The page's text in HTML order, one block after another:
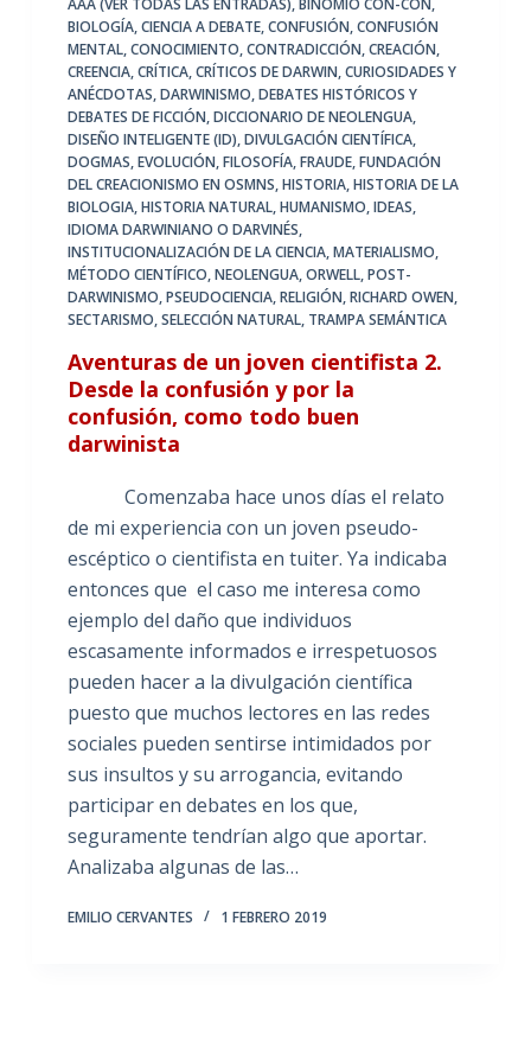
BIOLOGÍA,CIENCIA A DEBATE,CONFUSIÓN,CONFUSIÓN
MENTAL,CONOCIMIENTO,CONTRADICCIÓN,CREACIÓN,
CREENCIA,CRÍTICA,CRÍTICOS DE DARWIN,CURIOSIDADES Y
ANÉCDOTAS,DARWINISMO,DEBATES HISTÓRICOS Y
DEBATES DE FICCIÓN,DICCIONARIO DE NEOLENGUA,
DISEÑO INTELIGENTE (ID),DIVULGACIÓN CIENTÍFICA,
DOGMAS,EVOLUCIÓN,FILOSOFÍA,FRAUDE,FUNDACIÓN
DEL CREACIONISMO EN OSMNS,HISTORIA,HISTORIA DE LA
BIOLOGIA,HISTORIA NATURAL,HUMANISMO,IDEAS,
IDIOMA DARWINIANO O DARVINÉS,
INSTITUCIONALIZACIÓN DE LA CIENCIA,MATERIALISMO,
MÉTODO CIENTÍFICO,NEOLENGUA,ORWELL,POST-
DARWINISMO,PSEUDOCIENCIA,RELIGIÓN,RICHARD OWEN,
SECTARISMO,SELECCIÓN NATURAL, TRAMPA SEMÁNTICA
Aventuras de un joven cientifista 2.
Desde la confusión y por la
confusión, como todo buen
darwinista
Comenzaba hace unos días el relato
de mi experiencia con un joven pseudo-
escéptico o cientifista en tuiter. Ya indicaba
entonces que el caso me interesa como
ejemplo del daño que individuos
escasamente informados e irrespetuosos
pueden hacer a la divulgación científica
puesto que muchos lectores en las redes
sociales pueden sentirse intimidados por
sus insultos y su arrogancia, evitando
participar en debates en los que,
seguramente tendrían algo que aportar.
Analizaba algunas de las…
EMILIO CERVANTES 1 FEBRERO 2019